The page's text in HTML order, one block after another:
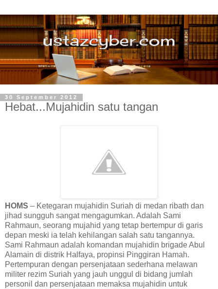
30 September 2012
Hebat...Mujahidin satu tangan
HOMS – Ketegaran mujahidin Suriah di medan ribath dan
jihad sungguh sangat mengagumkan. Adalah Sami
Rahmaun, seorang mujahid yang tetap bertempur di garis
depan meski ia telah kehilangan salah satu tangannya.
Sami Rahmaun adalah komandan mujahidin brigade Abul
Alamain di distrik Halfaya, propinsi Pinggiran Hamah.
Pertempuran dengan persenjataan sederhana melawan
militer rezim Suriah yang jauh unggul di bidang jumlah
personil dan persenjataan memaksa mujahidin untuk